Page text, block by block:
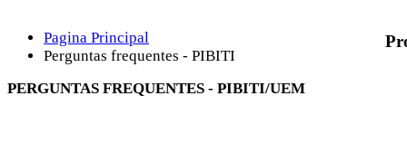
Pagina Principal
Perguntas frequentes - PIBITI
PERGUNTAS FREQUENTES - PIBITI/UEM